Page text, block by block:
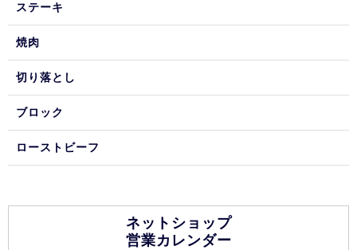
ステーキ
焼肉
切り落とし
ブロック
ローストビーフ
ネットショップ
営業カレンダー